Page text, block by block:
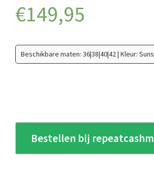
€149,95
Beschikbare maten: 36|38|40|42 | Kleur:
Bestellen bij